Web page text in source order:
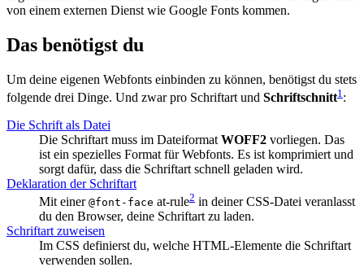
von einem externen Dienst wie Google Fonts kommen.
Das benötigst du
Um deine eigenen Webfonts einbinden zu können, benötigst du stets
folgende drei Dinge. Und zwar pro Schriftart und Schriftschnitt1 :
Die Schrift als Datei
Die Schriftart muss im Dateiformat WOFF2 vorliegen. Das
ist ein spezielles Format für Webfonts. Es ist komprimiert und
sorgt dafür, dass die Schriftart schnell geladen wird.
Deklaration der Schriftart
Mit einer @font-face at-rule2 in deiner CSS-Datei veranlasst
du den Browser, deine Schriftart zu laden.
Schriftart zuweisen
Im CSS definierst du, welche HTML-Elemente die Schriftart
verwenden sollen.